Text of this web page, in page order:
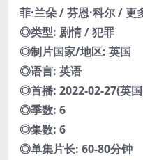
菲·兰朵 / 芬恩·科尔 / 更
◎类型: 剧情 / 犯罪
◎制片国家/地区: 英国
◎语言: 英语
◎首播: 2022-02-27(英
◎季数: 6
◎集数: 6
◎单集片长: 60-80分钟